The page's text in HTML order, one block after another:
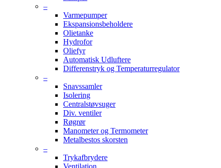
–
Varmepumper
Ekspansionsbeholdere
Olietanke
Hydrofor
Oliefyr
Automatisk Udluftere
Differenstryk og Temperaturregulator
–
Snavssamler
Isolering
Centralstøvsuger
Div. ventiler
Røgrør
Manometer og Termometer
Metalbestos skorsten
–
Trykafbrydere
Ventilation